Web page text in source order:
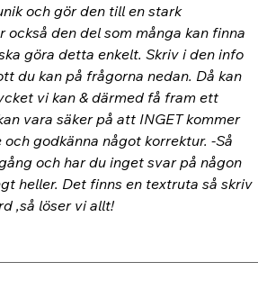
och gör den till en stark
också den del som många kan finna
göra detta enkelt. Skriv i den info
du kan på frågorna nedan. Då kan
vi kan & därmed få fram ett
vara säker på att INGET kommer
godkänna något korrektur. -Så
och har du inget svar på någon
heller. Det finns en textruta så skriv
,så löser vi allt!